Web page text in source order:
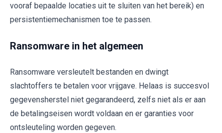
vooraf bepaalde locaties uit te sluiten van het bereik) en
persistentiemechanismen toe te passen.
Ransomware in het algemeen
Ransomware versleutelt bestanden en dwingt
slachtoffers te betalen voor vrijgave. Helaas is succesvol
gegevensherstel niet gegarandeerd, zelfs niet als er aan
de betalingseisen wordt voldaan en er garanties voor
ontsleuteling worden gegeven.